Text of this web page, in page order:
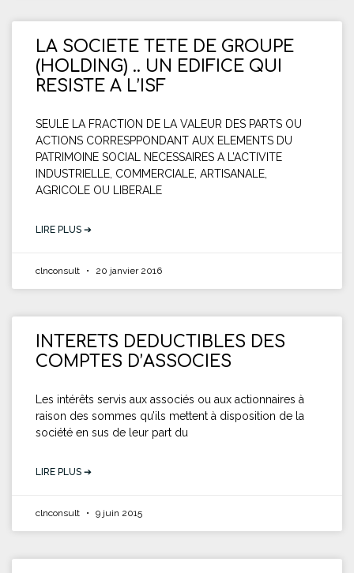
LA SOCIETE TETE DE GROUPE
(HOLDING) .. UN EDIFICE QUI
RESISTE A L’ISF
SEULE LA FRACTION DE LA VALEUR DES PARTS OU
ACTIONS CORRESPPONDANT AUX ELEMENTS DU
PATRIMOINE SOCIAL NECESSAIRES A L’ACTIVITE
INDUSTRIELLE, COMMERCIALE, ARTISANALE,
AGRICOLE OU LIBERALE
LIRE PLUS ➔
clnconsult 20 janvier 2016
INTERETS DEDUCTIBLES DES
COMPTES D’ASSOCIES
Les intérêts servis aux associés ou aux actionnaires à
raison des sommes qu’ils mettent à disposition de la
société en sus de leur part du
LIRE PLUS ➔
clnconsult 9 juin 2015